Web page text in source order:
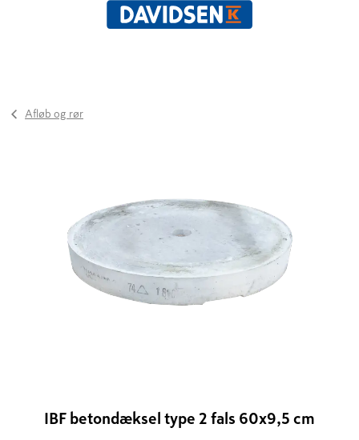
Afløb og rør
IBF betondæksel type 2 fals 60x9,5 cm